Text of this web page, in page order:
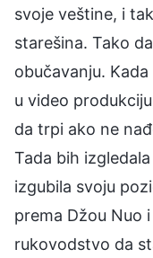
svoje veštine, i
starešina. Tako
obučavanju.
u video
da trpi ako ne
Tada bih
izgubila svoju
prema Džou Nuo
rukovodstvo da